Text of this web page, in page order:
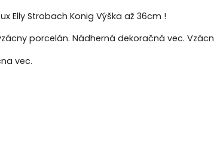
Elly Strobach Konig Výška až 36cm !
porcelán. Nádherná dekoračná vec.
vec.